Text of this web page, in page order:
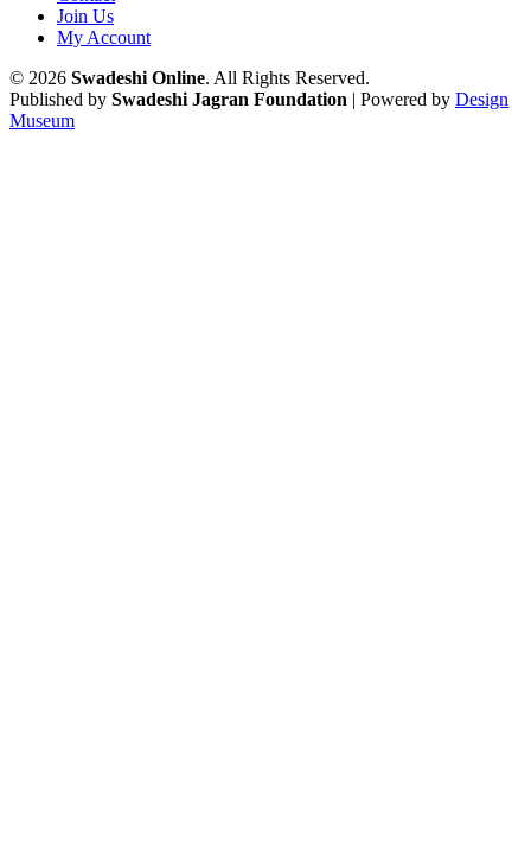
Join Us
My Account
© 2026 Swadeshi Online. All Rights Reserved.
Published by Swadeshi Jagran Foundation | Powered by Design
Museum